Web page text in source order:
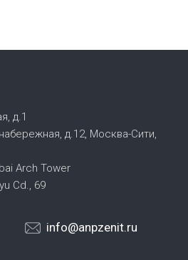
д.1
д.12, Москва-Сити,
Arch Tower
Cd., 69
info@anpzenit.ru